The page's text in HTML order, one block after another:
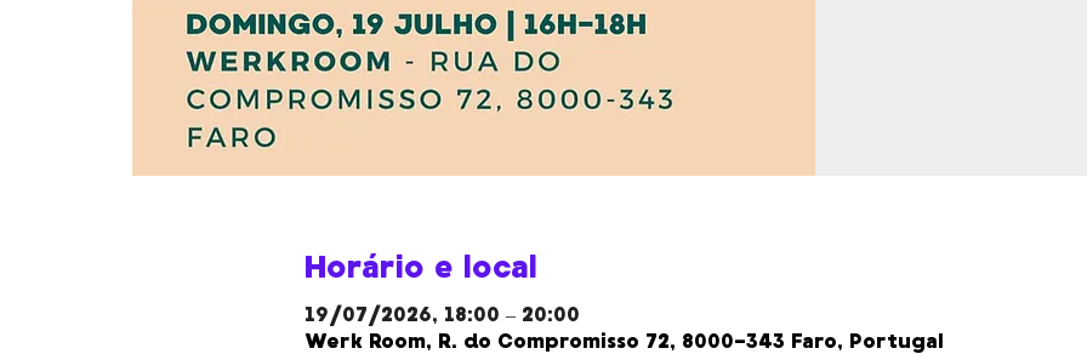
Horário e local
19/07/2026, 18:00 – 20:00
Werk Room, R. do Compromisso 72, 8000-343 Faro, Portugal